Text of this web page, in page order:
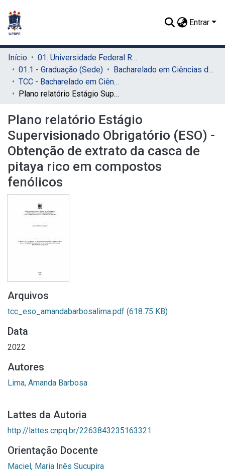
Entrar
Início
01. Universidade Federal Rural de Pernambuco - UFRPE (Sede)
01.1 - Graduação (Sede)
Bacharelado em Ciências do Consumo (Sede)
TCC - Bacharelado em Ciências do Consumo (Sede)
Plano relatório Estágio Supervisionado Obrigatório (ESO) - Obtenção de extrato da casca de pitaya rico em compostos fenólicos
Plano relatório Estágio
Supervisionado Obrigatório (ESO) -
Obtenção de extrato da casca de
pitaya rico em compostos
fenólicos
Arquivos
tcc_eso_amandabarbosalima.pdf (618.75 KB)
Data
2022
Autores
Lima, Amanda Barbosa
Lattes da Autoria
http://lattes.cnpq.br/2263843235163321
Orientação Docente
Maciel, Maria Inês Sucupira